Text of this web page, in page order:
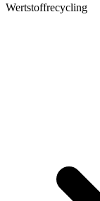
Wertstoffrecycling